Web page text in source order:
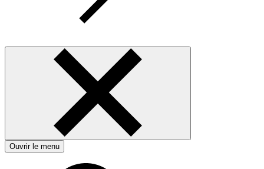
Ouvrir le menu